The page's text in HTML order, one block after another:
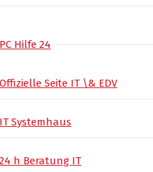
PC Hilfe 24
Offizielle Seite IT \& EDV
IT Systemhaus
24 h Beratung IT